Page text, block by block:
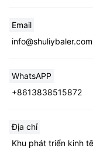
Email
info@shuliybaler.com
WhatsAPP
+8613838515872
Địa chỉ
Khu phát triển kinh